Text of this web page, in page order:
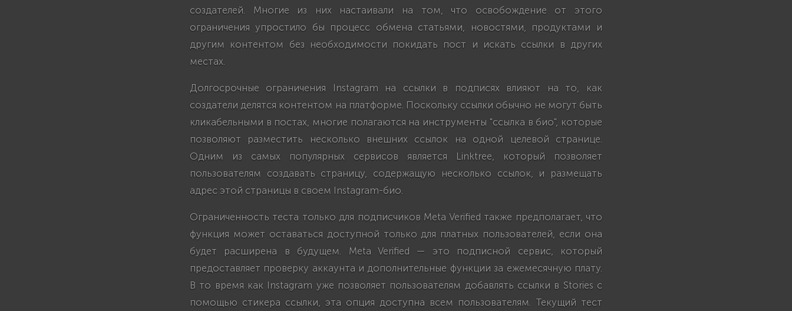
создателей. Многие из них настаивали на том, что освобождение от этого
ограничения упростило бы процесс обмена статьями, новостями, продуктами и
другим контентом без необходимости покидать пост и искать ссылки в других
местах.
Долгосрочные ограничения Instagram на ссылки в подписях влияют на то, как
создатели делятся контентом на платформе. Поскольку ссылки обычно не могут быть
кликабельными в постах, многие полагаются на инструменты "ссылка в био", которые
позволяют разместить несколько внешних ссылок на одной целевой странице.
Одним из самых популярных сервисов является Linktree, который позволяет
пользователям создавать страницу, содержащую несколько ссылок, и размещать
адрес этой страницы в своем Instagram-био.
Ограниченность теста только для подписчиков Meta Verified также предполагает, что
функция может оставаться доступной только для платных пользователей, если она
будет расширена в будущем. Meta Verified — это подписной сервис, который
предоставляет проверку аккаунта и дополнительные функции за ежемесячную плату.
В то время как Instagram уже позволяет пользователям добавлять ссылки в Stories с
помощью стикера ссылки, эта опция доступна всем пользователям. Текущий тест